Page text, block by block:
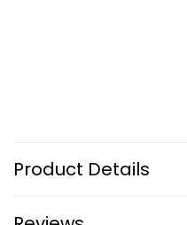
Product Details